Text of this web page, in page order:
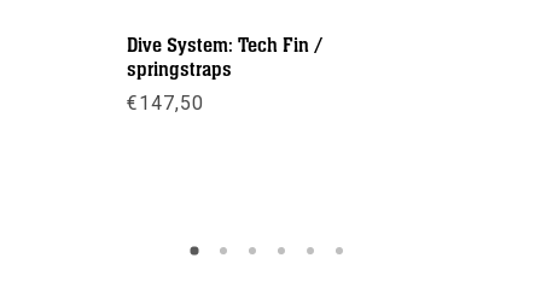
Dive System: Tech Fin /
springstraps
€147,50